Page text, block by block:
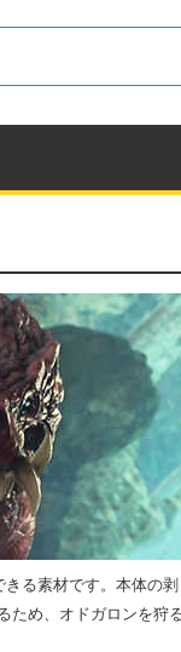
る素材です。本体の
ため、オドガロンを狩